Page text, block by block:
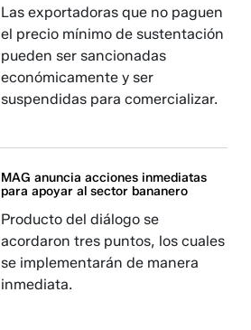
Las exportadoras que no paguen
el precio mínimo de sustentación
pueden ser sancionadas
económicamente y ser
suspendidas para comercializar.
MAG anuncia acciones inmediatas
para apoyar al sector bananero
Producto del diálogo se
acordaron tres puntos, los cuales
se implementarán de manera
inmediata.